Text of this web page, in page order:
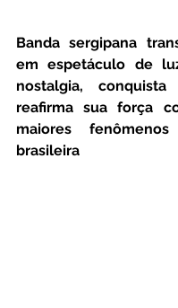
Banda sergipana
em espetáculo de
nostalgia,
reafirma sua força
maiores
brasileira